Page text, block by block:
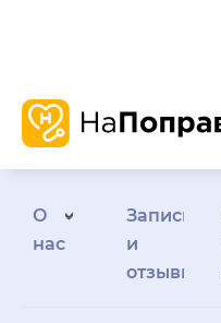
О
нас
Запись
и
отзывы